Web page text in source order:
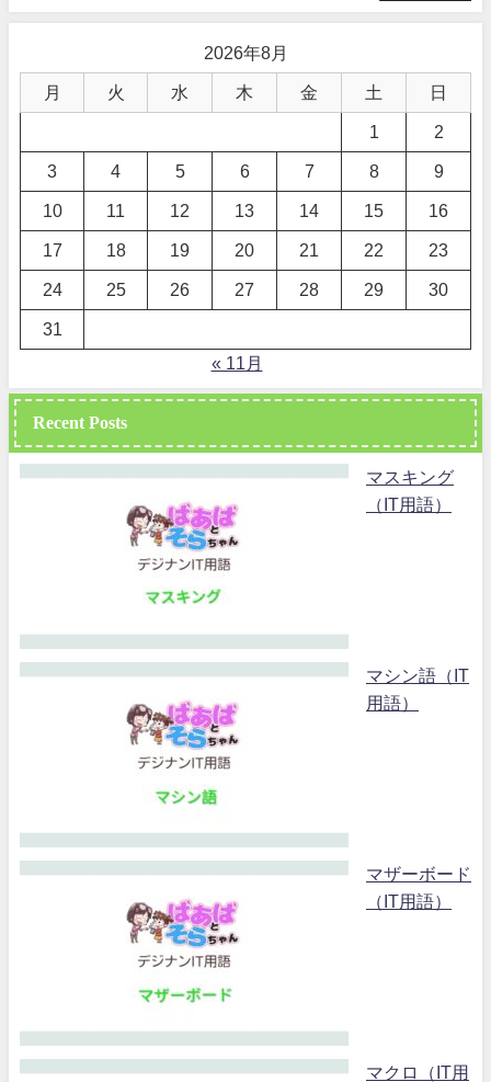
2026年8月
月 火 水 木 金 土 日
1 2
3 4 5 6 7 8 9
10 11 12 13 14 15 16
17 18 19 20 21 22 23
24 25 26 27 28 29 30
31
« 11月
Recent Posts
マスキング
（IT用語）
マシン語（IT
用語）
マザーボード
（IT用語）
マクロ（IT用